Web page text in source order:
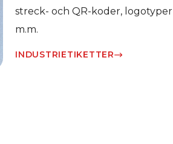
streck- och QR-koder, logotyper
m.m.
INDUSTRIETIKETTER​